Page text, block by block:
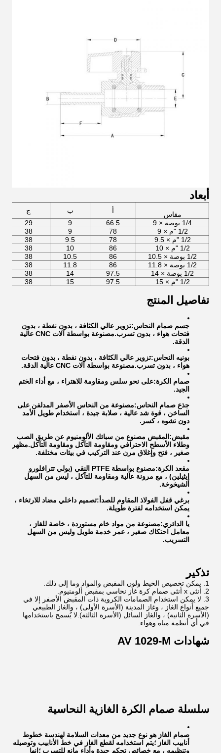
أبعاد
مقاس أ ب
ج
1/4 بوصة × 9
66.5
9
29
1/2 "م × 9
78
9
38
1/2 "م × 9.5
78
9.5
38
1/2 "م × 10
86
10
38
1/2 بوصة × 10.5
86
10.5
38
1/2 بوصة × 11.8
86
11.8
38
1/2 بوصة × 14
97.5
14
38
1/2 "م × 15
97.5
15
38
تفاصيل المنتج
جسم صمام النحاس:تزوير عالي الكثافة ، بدون نفطة ، بدون
فتحات هواء ، بدون تسرب.مصنوعة بواسطة آلات CNC عالية
الدقة.
بونيه النحاس:تزوير عالي الكثافة ، بدون نفطة ، بدون فتحات
هواء ، بدون تسرب.مصنوعة بواسطة آلات CNC عالية الدقة.
صمام الكرة:على نحو سلس ومقاومة للاهتراء ، مع أداء الختم
الجيد.
جذع صمام النحاس:مصنوعة من النحاس الأصفر المدلفن على
الساخن ، قوة شد عالية ، صلابة جيدة ، استخدام طويل الأمد
دون تشوه ، كسر.
مقبض: المقبض مصنوع من سبائك الألومنيوم عن طريق الصب
وطلاء الأسطح الاحترافي ومقاومة التآكل ومقاومة التآكل.مظهر
صغير ، فتح وإغلاق مرن عند التركيب في بيئات مختلفة.
مقعد الكرة:
مصنوع بواسطة PTFE النقي (بولي تترافلورو
إيثيلين) ، مع مرونة عالية ومقاومة للتآكل ، ليس من السهل
الشيخوخة.
برغي قفل الفولاذ المقاوم للصدأ:تصميم داخلي مضاد للارتخاء ،
يمكن استخدامه لفترة طويلة.
يا الدائري:مصنوعة من مواد خام مستوردة ، خاصة للغاز ،
معامل احتكاك صغير ، عمر خدمة طويل وليس من السهل
التسريب.
تذكير
يمكن تخصيص الخيط ولون المقبض والمواد وما إلى ذلك.
أنثى x أنثى صمام كرة غاز نحاسي بمقبض ألومنيوم.
لا يمكن استخدام الصمامات الكروية ذات المقبض الأصفر إلا في
جميع أنواع الغاز ، وغاز المدينة (الأسرة الأولى) ، والغاز الطبيعي
(الأسرة الثانية) ، والغاز السائل (الأسرة الثالثة).لا يُسمح باستخدامها
في أي أنظمة مياه وهواء.
شهادات AV 1029-M
سلسلة صمام الكرة الغازية النحاسية
صمام الغاز هو نوع جديد من معدات السلامة لهندسة خطوط
أنابيب الغاز ؛يتم استخدامه لقطع الغاز في خط الأنابيب وتوصيله
وتنظيمه ، مع خصائص تحكم جيدة وأداء مانع للتسرب ؛إنها